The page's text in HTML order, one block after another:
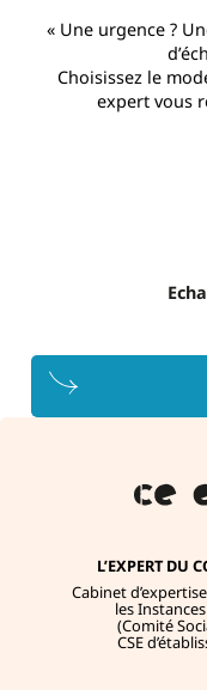
« Une urgence ?
Choisissez le
expert vous
L’EXPERT DU
Cabinet
les
(Comité
CSE